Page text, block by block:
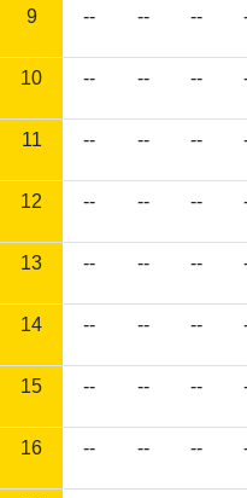
9 -- -- --
10 -- -- --
11 -- -- --
12 -- -- --
13 -- -- --
14 -- -- --
15 -- -- --
16 -- -- --